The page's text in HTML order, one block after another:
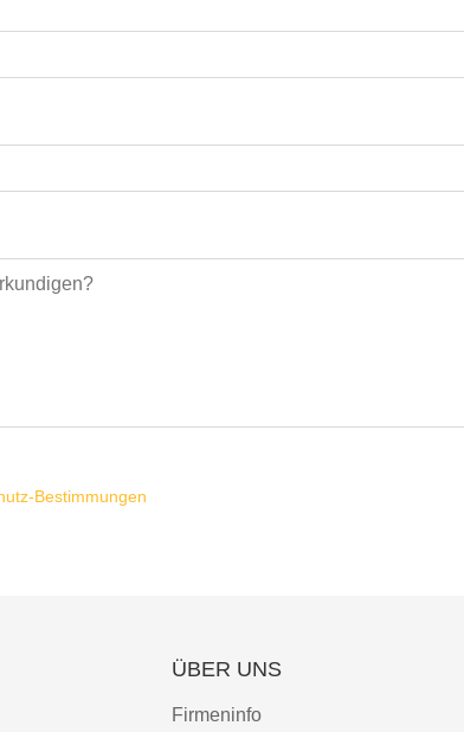
Bestimmungen
ÜBER UNS
Firmeninfo